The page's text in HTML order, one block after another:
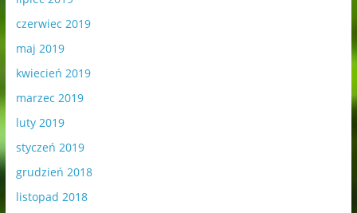
czerwiec 2019
maj 2019
kwiecień 2019
marzec 2019
luty 2019
styczeń 2019
grudzień 2018
listopad 2018